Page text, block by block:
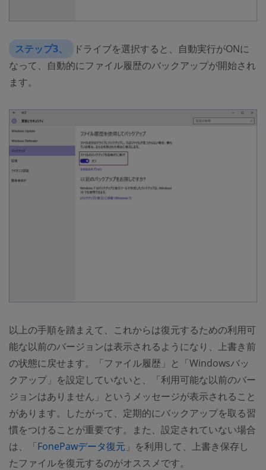
ステップ3、
ドライブを選択すると、自動実行がONに
なって、自動的にファイル履歴のバックアップが開始され
ます。
以上の手順を踏まえて、これからは復元するための利用可
能な以前のバージョンは表示されるようになり、上書き前
の状態に戻せます。「ファイル履歴」と「Windowsバッ
クアップ」を設定していないと、「利用可能な以前のバー
ジョンはありません」というメッセージが表示されること
があります。したがって、定期的にバックアップを取る習
慣をつけることが重要です。また、設定されていない場合
は、「FonePawデータ復元 」を利用して、上書き保存し
たファイルを復元するのがオススメです。